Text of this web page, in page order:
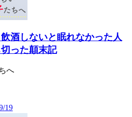
酒しないと眠れなかった人
った顛末記
へ
19